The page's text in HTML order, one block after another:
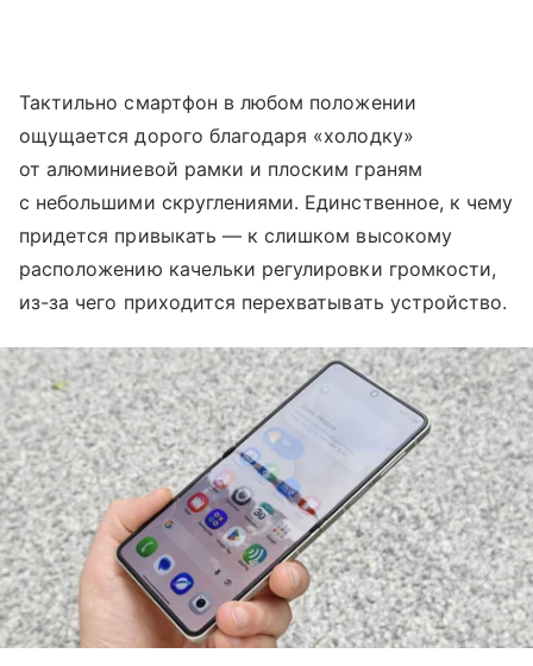
Тактильно смартфон в любом положении
ощущается дорого благодаря «холодку»
от алюминиевой рамки и плоским граням
с небольшими скруглениями. Единственное, к чему
придется привыкать — к слишком высокому
расположению качельки регулировки громкости,
из-за чего приходится перехватывать устройство.